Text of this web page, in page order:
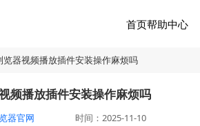
首页帮助中心
览器视频播放插件安装操作麻烦吗
频播放插件安装操作麻烦吗
器官网 时间：2025-11-10